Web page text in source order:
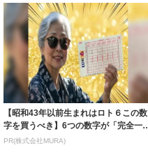
【昭和43年以前生まれはロト６この数
字を買うべき】6つの数字が「完全一
致」する方...
PR(株式会社MURA)